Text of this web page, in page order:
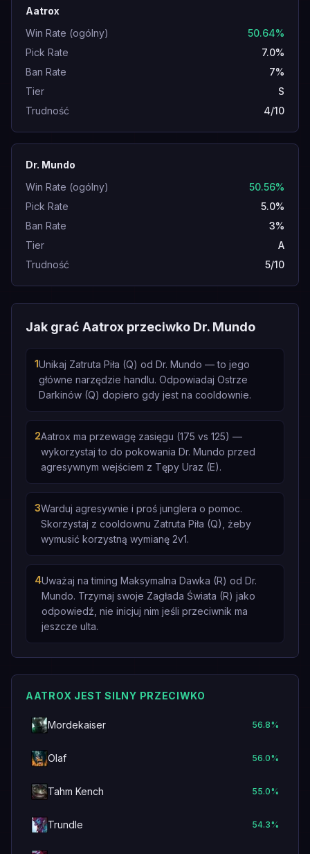
Aatrox
Win Rate (ogólny)
50.64%
Pick Rate
7.0%
Ban Rate
7%
Tier
S
Trudność
4/10
Dr. Mundo
Win Rate (ogólny)
50.56%
Pick Rate
5.0%
Ban Rate
3%
Tier
A
Trudność
5/10
Jak grać Aatrox przeciwko Dr. Mundo
1Unikaj Zatruta Piła (Q) od Dr. Mundo — to jego
główne narzędzie handlu. Odpowiadaj Ostrze
Darkinów (Q) dopiero gdy jest na cooldownie.
2Aatrox ma przewagę zasięgu (175 vs 125) —
wykorzystaj to do pokowania Dr. Mundo przed
agresywnym wejściem z Tępy Uraz (E).
3Warduj agresywnie i proś junglera o pomoc.
Skorzystaj z cooldownu Zatruta Piła (Q), żeby
wymusić korzystną wymianę 2v1.
4Uważaj na timing Maksymalna Dawka (R) od Dr.
Mundo. Trzymaj swoje Zagłada Świata (R) jako
odpowiedź, nie inicjuj nim jeśli przeciwnik ma
jeszcze ulta.
AATROX JEST SILNY PRZECIWKO
Mordekaiser 56.8%
Olaf 56.0%
Tahm Kench 55.0%
Trundle 54.3%